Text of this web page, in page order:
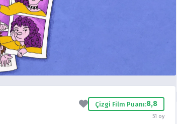
Çizgi Film Puanı:8,8
51 oy